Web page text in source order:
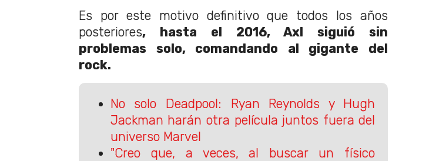
Es por este motivo definitivo que todos los años
posteriores, hasta el 2016, Axl siguió sin
problemas solo, comandando al gigante del
rock.
No solo Deadpool: Ryan Reynolds y Hugh
Jackman harán otra película juntos fuera del
universo Marvel
"Creo que, a veces, al buscar un físico